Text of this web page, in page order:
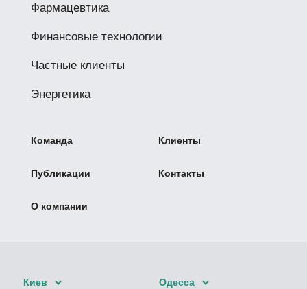
Фармацевтика
Финансовые технологии
Частные клиенты
Энергетика
Команда Клиенты
Публикации Контакты
О компании
Киев Одесса